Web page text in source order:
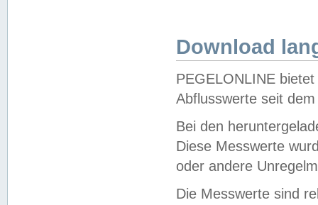
Download
PEGELONLINE
Abflusswerte seit
Bei den
Diese Messwerte
oder andere
Die Messwerte sind